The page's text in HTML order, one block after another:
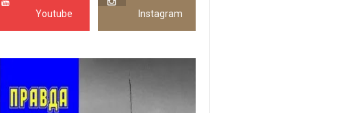
Youtube Instagram